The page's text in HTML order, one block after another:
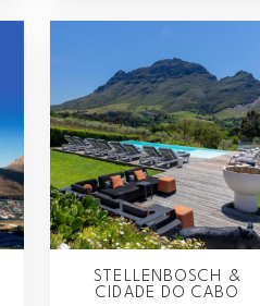
STELLENBOSCH &
CIDADE DO CABO